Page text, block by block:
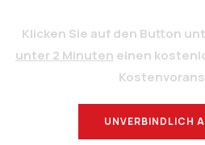
Klicken Sie auf den Button
unter 2 Minuten einen
UNVERBINDLICH